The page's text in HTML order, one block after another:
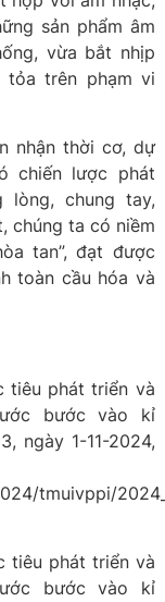
sản phẩm âm
vừa bắt nhịp
trên phạm vi
nhận thời cơ, dự
chiến lược phát
chung tay,
chúng ta có niềm
tan”, đạt được
toàn cầu hóa và
tiêu phát triển và
bước vào kỉ
ngày 1-11-2024,
tmuivppi/
tiêu phát triển và
bước vào kỉ